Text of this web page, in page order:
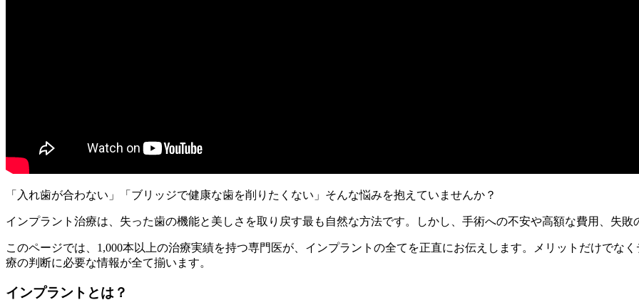
「入れ歯が合わない」「ブリッジで健康な歯を削りたくない」そんな悩みを抱えていませんか？
インプラント治療は、失った歯の機能と美しさを取り戻す最も自然な方法です。しかし、手術への不安や高額な費用、失
このページでは、1,000本以上の治療実績を持つ専門医が、インプラントの全てを正直にお伝えします。メリットだけでな
療の判断に必要な情報が全て揃います。
インプラントとは？